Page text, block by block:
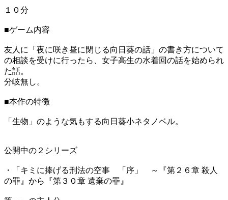
１０分
■ゲーム内容
友人に「夜に咲き昼に閉じる向日葵の話」の書き方について
の相談を受けに行ったら、女子高生の水着回の話を始められ
た話。
分岐無し。
■本作の特徴
「生物」のような気もする向日葵小ネタノベル。
公開中の２シリーズ
・「キミに捧げる刑法の空事 「序」 ～『第２６章 殺人
の罪』から『第３０章 遺棄の罪』